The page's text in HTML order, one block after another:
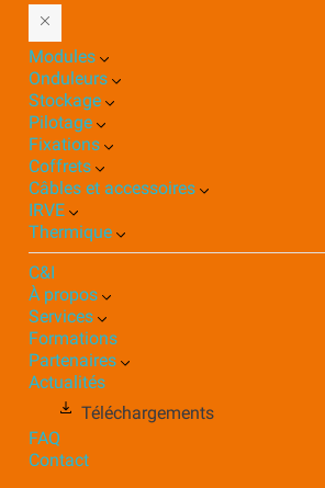
Modules
Onduleurs
Stockage
Pilotage
Fixations
Coffrets
Câbles et accessoires
IRVE
Thermique
C&I
À propos
Services
Formations
Partenaires
Actualités
Téléchargements
FAQ
Contact